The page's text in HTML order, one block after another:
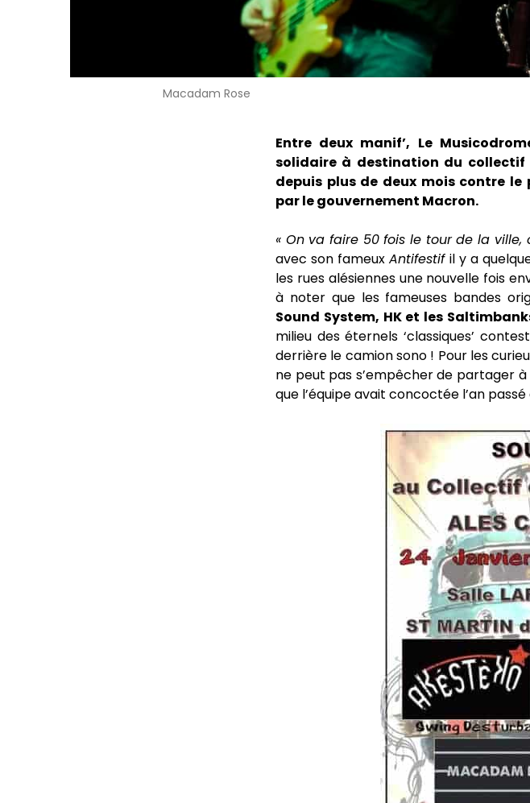
Macadam Rose
Entre deux manif’, Le
solidaire à destination du collectif
depuis plus de deux mois contre
par le gouvernement Macron.
« On va faire 50 fois le tour de la ville,
avec son fameuxAntifestifil y a
les rues alésiennes une nouvelle fois
à noter que les fameuses bandes
Sound System, HK et les
milieu des éternels ‘classiques’
derrière le camion sono ! Pour les
ne peut pas s’empêcher de partager
que l’équipe avait concoctée l’an